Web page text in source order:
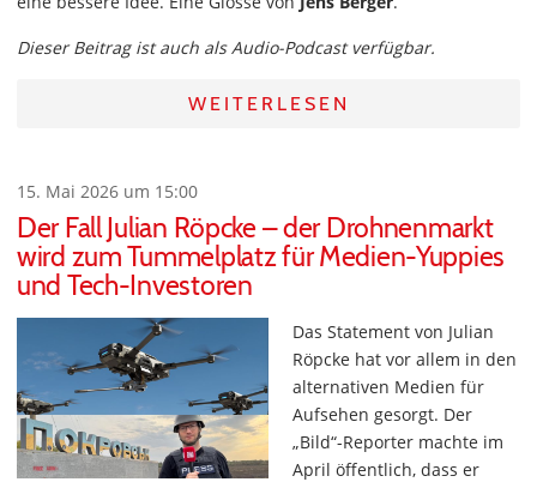
Dieser Beitrag ist auch als Audio-Podcast verfügbar.
WEITERLESEN
15. Mai 2026 um 15:00
Der Fall Julian Röpcke – der Drohnenmarkt
wird zum Tummelplatz für Medien-Yuppies
und Tech-Investoren
Das Statement von Julian
Röpcke hat vor allem in den
alternativen Medien für
Aufsehen gesorgt. Der
„Bild“-Reporter machte im
April öffentlich, dass er